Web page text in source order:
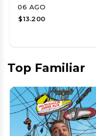
06 AGO
$13.200
Top Familiar